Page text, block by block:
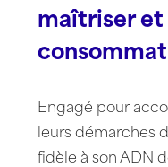
maîtriser
Engagé pour
leurs démarches
fidèle à son ADN